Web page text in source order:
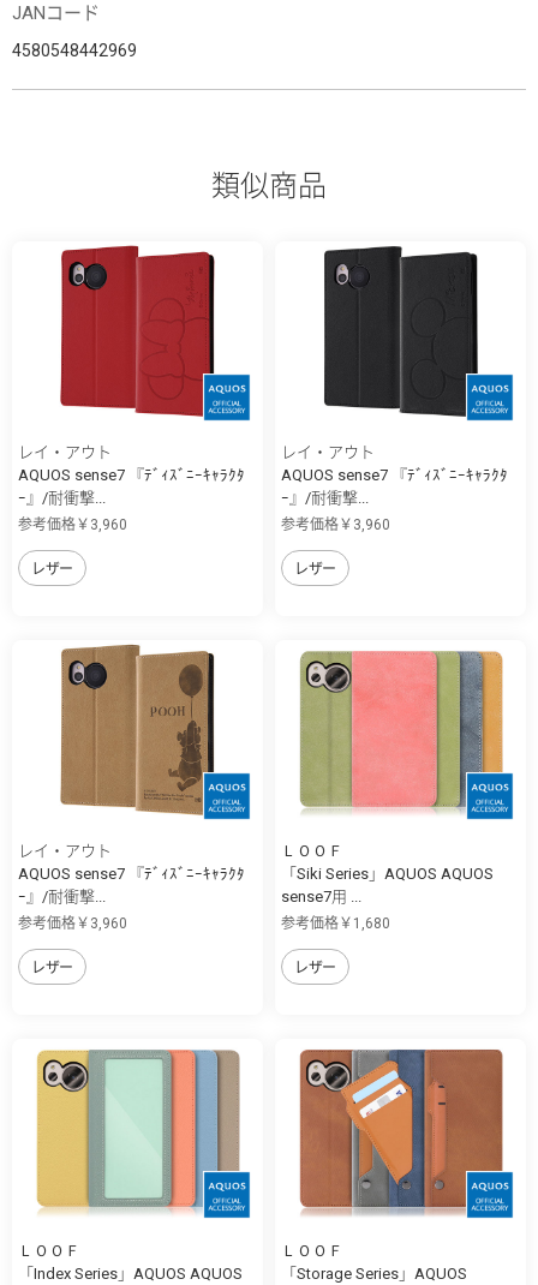
JANコード
4580548442969
類似商品
レイ・アウト
AQUOS sense7 『ﾃﾞｨｽﾞﾆｰｷｬﾗｸﾀ
ｰ』/耐衝撃...
参考価格￥3,960
レザー
レイ・アウト
AQUOS sense7 『ﾃﾞｨｽﾞﾆｰｷｬﾗｸﾀ
ｰ』/耐衝撃...
参考価格￥3,960
レザー
レイ・アウト
AQUOS sense7 『ﾃﾞｨｽﾞﾆｰｷｬﾗｸﾀ
ｰ』/耐衝撃...
参考価格￥3,960
レザー
ＬＯＯＦ
「Siki Series」AQUOS AQUOS
sense7用 ...
参考価格￥1,680
レザー
ＬＯＯＦ
「Index Series」AQUOS AQUOS
ＬＯＯＦ
「Storage Series」AQUOS